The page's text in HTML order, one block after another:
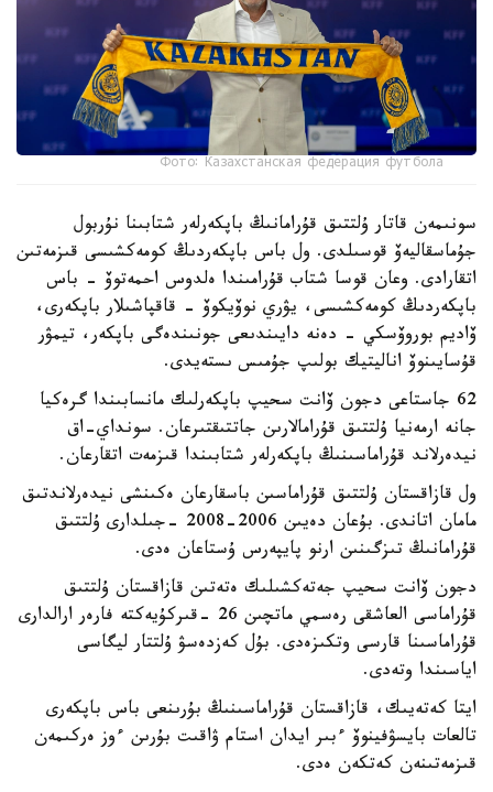
Фото: Казахстанская федерация футбола
سونىمەن قاتار ۇلتتىق قۇرامانىڭ باپكەرلەر شتابىنا نۇربول
جۇماسقاليەۆ قوسىلدى. ول باس باپكەردىڭ كومەكشىسى قىزمەتىن
اتقارادى. وعان قوسا شتاب قۇرامىندا ەلدوس احمەتوۆ - باس
باپكەردىڭ كومەكشىسى، يۋري نوۆيكوۆ - قاقپاشىلار باپكەرى،
ۆاديم بوروۆسكي - دەنە دايىندىعى جونىندەگى باپكەر، تيمۋر
قۇسايىنوۆ اناليتيك بولىپ جۇمىس ىستەيدى.
62 جاستاعى دجون ۆانت سحيپ باپكەرلىك مانسابىندا گرەكيا
جانە ارمەنيا ۇلتتىق قۇرامالارىن جاتتىقتىرعان. سونداي-اق
نيدەرلاند قۇراماسىنىڭ باپكەرلەر شتابىندا قىزمەت اتقارعان.
ول قازاقستان ۇلتتىق قۇراماسىن باسقارعان ەكىنشى نيدەرلاندتىق
مامان اتاندى. بۇعان دەيىن 2006-2008 -جىلدارى ۇلتتىق
قۇرامانىڭ تىزگىنىن ارنو پايپەرس ۇستاعان ەدى.
دجون ۆانت سحيپ جەتەكشىلىك ەتەتىن قازاقستان ۇلتتىق
قۇراماسى العاشقى رەسمي ماتچىن 26 -قىركۇيەكتە فارەر ارالدارى
قۇراماسىنا قارسى وتكىزەدى. بۇل كەزدەسۋ ۇلتتار ليگاسى
اياسىندا وتەدى.
ايتا كەتەيىك، قازاقستان قۇراماسىنىڭ بۇرىنعى باس باپكەرى
تالعات بايسۋفينوۆ ءبىر ايدان استام ۋاقىت بۇرىن ءوز ەركىمەن
قىزمەتىنەن كەتكەن ەدى.